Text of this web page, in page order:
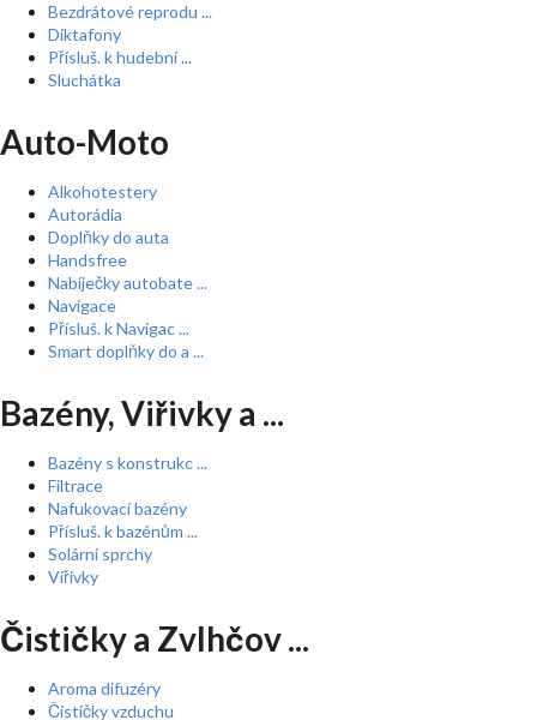
Bezdrátové reprodu ...
Diktafony
Přísluš. k hudební ...
Sluchátka
Auto-Moto
Alkohotestery
Autorádia
Doplňky do auta
Handsfree
Nabíječky autobate ...
Navigace
Přísluš. k Navigac ...
Smart doplňky do a ...
Bazény, Viřivky a ...
Bazény s konstrukc ...
Filtrace
Nafukovací bazény
Přísluš. k bazénům ...
Solární sprchy
Vířivky
Čističky a Zvlhčov ...
Aroma difuzéry
Čističky vzduchu